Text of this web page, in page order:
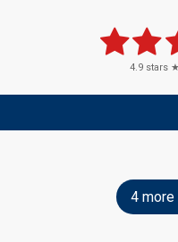
4.9 stars ★
4